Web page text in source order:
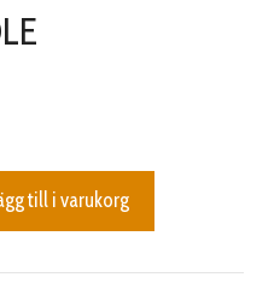
till i varukorg